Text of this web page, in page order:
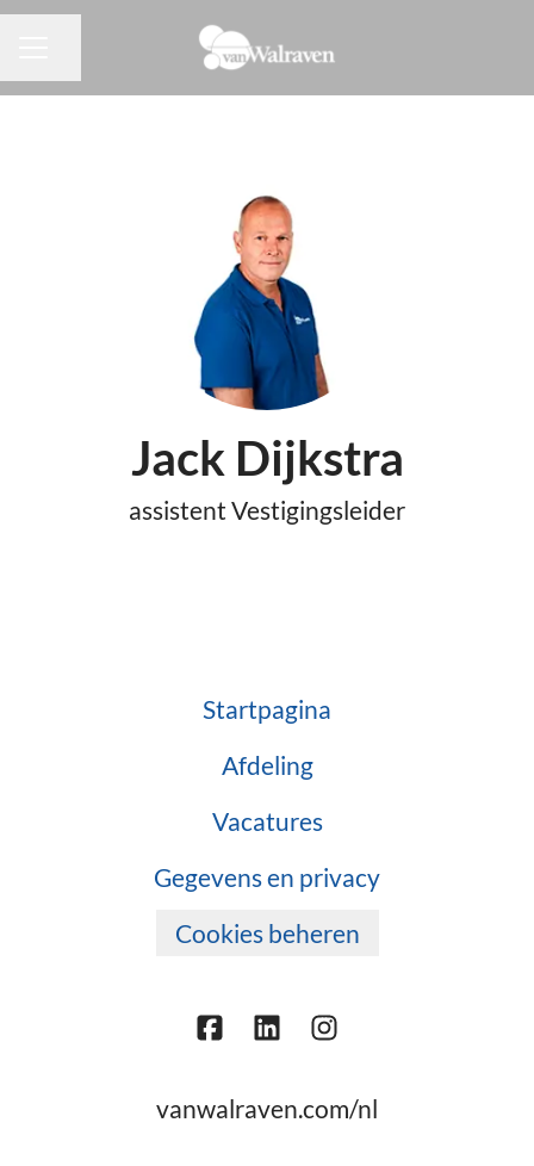
Jack Dijkstra
assistent Vestigingsleider
Startpagina
Afdeling
Vacatures
Gegevens en privacy
Cookies beheren
vanwalraven.com/nl